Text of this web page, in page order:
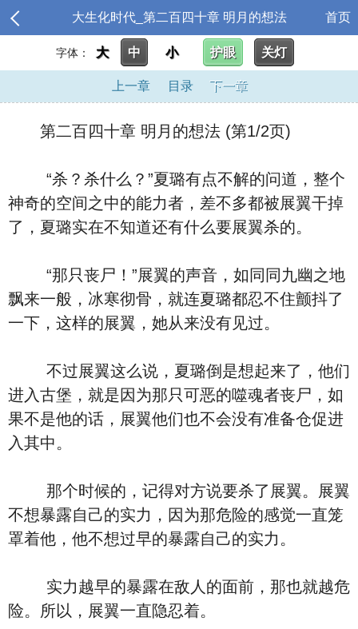
大生化时代_第二百四十章 明月的想法 首页
字体： 大 中 小 护眼 关灯
上一章 目录 下一章
第二百四十章 明月的想法 (第1/2页)
“杀？杀什么？”夏璐有点不解的问道，整个
神奇的空间之中的能力者，差不多都被展翼干掉
了，夏璐实在不知道还有什么要展翼杀的。
“那只丧尸！”展翼的声音，如同同九幽之地
飘来一般，冰寒彻骨，就连夏璐都忍不住颤抖了
一下，这样的展翼，她从来没有见过。
不过展翼这么说，夏璐倒是想起来了，他们
进入古堡，就是因为那只可恶的噬魂者丧尸，如
果不是他的话，展翼他们也不会没有准备仓促进
入其中。
那个时候的，记得对方说要杀了展翼。展翼
不想暴露自己的实力，因为那危险的感觉一直笼
罩着他，他不想过早的暴露自己的实力。
实力越早的暴露在敌人的面前，那也就越危
险。所以，展翼一直隐忍着。